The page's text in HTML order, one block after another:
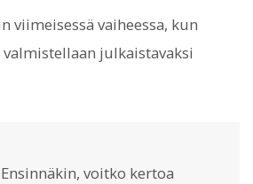
viimeisessä vaiheessa, kun
julkaistavaksi
voitko kertoa